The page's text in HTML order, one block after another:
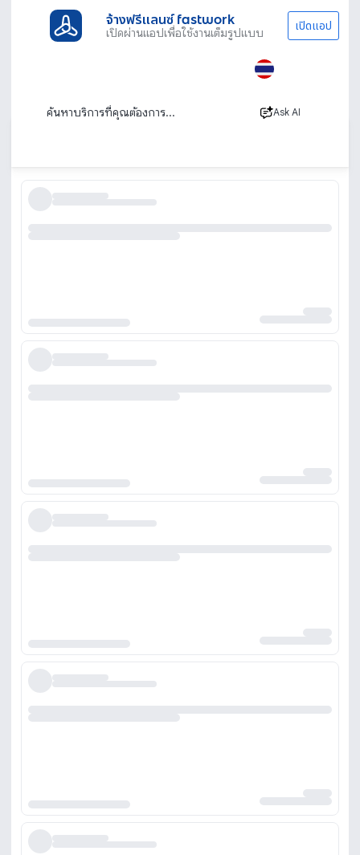
จ้างฟรีแลนซ์ fastwork
เปิดผ่านแอปเพื่อใช้งานเต็มรูปแบบ เปิดแอป
Ask AI
ช่างแต่งหน้า ร้านแต่งหน้า รับแต่งหน้าออกงาน
นอกสถานที่